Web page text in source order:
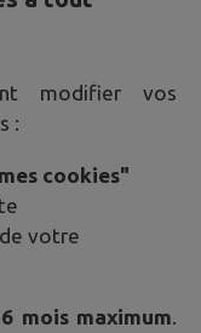
modifier vos
:
cookies"
votre
6 mois maximum